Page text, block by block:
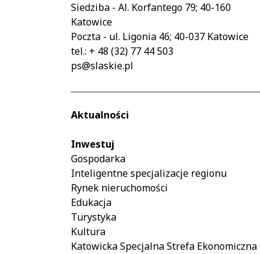
Siedziba - Al. Korfantego 79; 40-160
Katowice
Poczta - ul. Ligonia 46; 40-037 Katowice
tel.: + 48 (32) 77 44 503
ps@slaskie.pl
Aktualności
Inwestuj
Gospodarka
Inteligentne specjalizacje regionu
Rynek nieruchomości
Edukacja
Turystyka
Kultura
Katowicka Specjalna Strefa Ekonomiczna